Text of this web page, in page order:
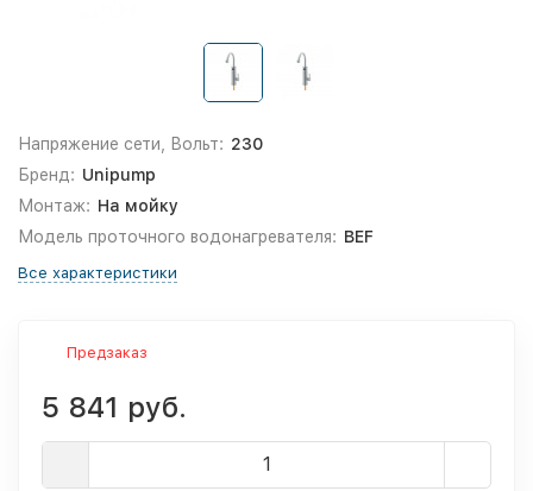
Напряжение сети, Вольт: 230
Бренд: Unipump
Монтаж: На мойку
Модель проточного водонагревателя: BEF
Все характеристики
Предзаказ
5 841 руб.